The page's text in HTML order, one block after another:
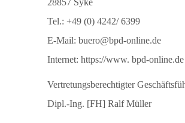
28857 Syke
Tel.: +49 (0) 4242/ 6399
E-Mail: buero@bpd-online.de
Internet: https://www. bpd-online.de
Vertretungsberechtigter
Dipl.-Ing. [FH] Ralf Müller